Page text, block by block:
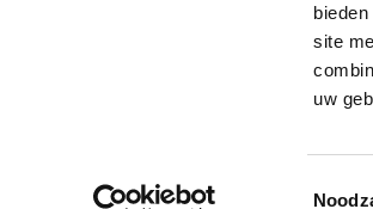
site
uw